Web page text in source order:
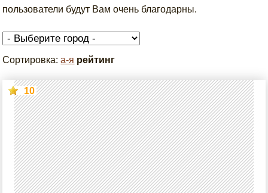
пользователи будут Вам очень благодарны.
Сортировка:а-я рейтинг
10